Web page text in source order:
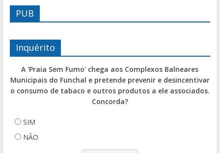
PUB
Inquérito
A 'Praia Sem Fumo' chega aos Complexos Balneares
Municipais do Funchal e pretende prevenir e desincentivar
o consumo de tabaco e outros produtos a ele associados.
Concorda?
SIM
NÃO